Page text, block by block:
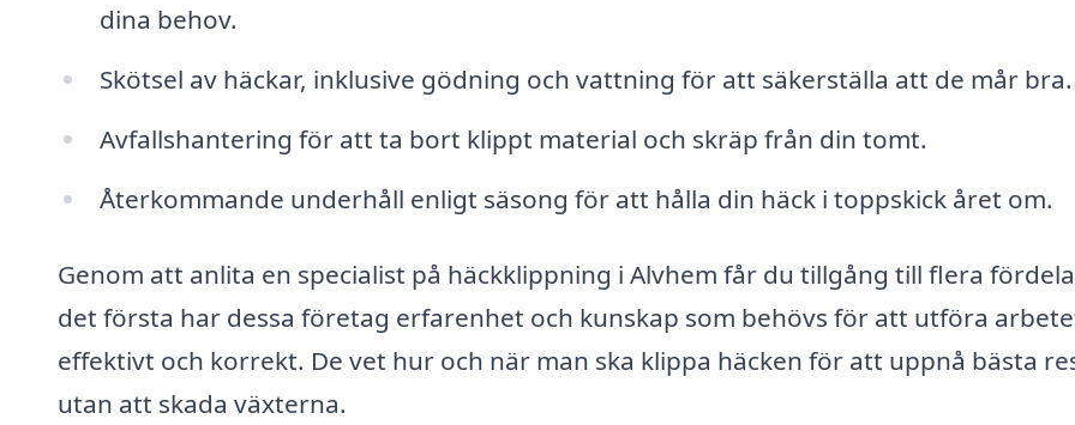
dina behov.
Skötsel av häckar, inklusive gödning och vattning för att säkerställa att de mår bra.
Avfallshantering för att ta bort klippt material och skräp från din tomt.
Återkommande underhåll enligt säsong för att hålla din häck i toppskick året om.
Genom att anlita en specialist på häckklippning i Alvhem får du tillgång till flera
det första har dessa företag erfarenhet och kunskap som behövs för att utföra
effektivt och korrekt. De vet hur och när man ska klippa häcken för att uppnå bästa
utan att skada växterna.